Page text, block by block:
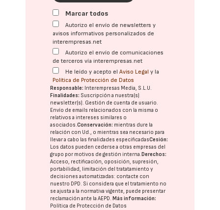
Marcar todos
Autorizo el envío de newsletters y
avisos informativos personalizados de
interempresas.net
Autorizo el envío de comunicaciones
de terceros vía interempresas.net
He leído y acepto elAviso Legal y la
Política de Protección de Datos
Responsable: Interempresas Media, S.L.U.
Finalidades: Suscripción a nuestra(s)
newsletter(s). Gestión de cuenta de usuario.
Envío de emails relacionados con la misma o
relativos a intereses similares o
asociados.Conservación: mientras dure la
relación con Ud., o mientras sea necesario para
llevar a cabo las finalidades especificadasCesión:
Los datos pueden cederse a otras empresas del
grupo por motivos de gestión interna. Derechos:
Acceso, rectificación, oposición, supresión,
portabilidad, limitación del tratatamiento y
decisiones automatizadas: contacte con
nuestro DPD. Si considera que el tratamiento no
se ajusta a la normativa vigente, puede presentar
reclamación ante laAEPD. Más información:
Política de Protección de Datos